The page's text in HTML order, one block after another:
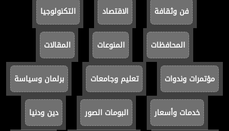
فن وثقافة الاقتصاد التكنولوجيا
المحافظات المنوعات المقالات
مؤتمرات وندوات تعليم وجامعات برلمان وسياسة
خدمات وأسعار البومات الصور دين ودنيا